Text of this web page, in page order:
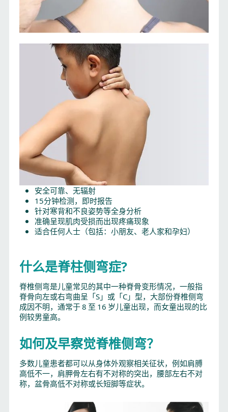
安全可靠、无辐射
15分钟检测，即时报告
针对寒背和不良姿势等全身分析
准确呈现肌肉受损而出现疼痛现象
适合任何人士（包括：小朋友、老人家和孕妇）
什么是脊柱侧弯症?
脊椎侧弯是儿童常见的其中一种脊骨变形情况，一般指
脊骨向左或右弯曲呈「S」或「C」型，大部份脊椎侧弯
成因不明，通常于 8 至 16 岁儿童出现，而女童出现的比
例较男童高。
如何及早察觉脊椎侧弯？
多数儿童患者都可以从身体外观察相关征状，例如肩膊
高低不一，肩胛骨左右有不对称的突出，腰部左右不对
称，盆骨高低不对称或长短脚等症状。